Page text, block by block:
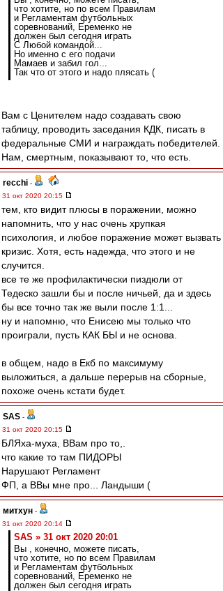
что хотите, но по всем Правилам
и Регламентам футбольных
соревнований, Еременко не
должен был сегодня играть
С Любой командой...
Но именно с его подачи
Мамаев и забил гол...
Так что от этого и надо плясать (
Вам с Ценителем надо создавать свою
таблицу, проводить заседания КДК, писать в
федеральные СМИ и награждать победителей.
Нам, смертным, показывают то, что есть.
recchi -
31 окт 2020 20:15
тем, кто видит плюсы в поражении, можно
напомнить, что у нас очень хрупкая
психология, и любое поражение может вызвать
кризис. Хотя, есть надежда, что этого и не
случится.
все те же профилактически пиздюли от
Тедеско зашли бы и после ничьей, да и здесь
бы все точно так же выли после 1:1...
ну и напомню, что Енисею мы только что
проиграли, пусть КАК БЫ и не основа.
в общем, надо в Екб по максимуму
выложиться, а дальше перерыв на сборные,
похоже очень кстати будет.
SAS -
31 окт 2020 20:15
БЛЯха-муха, ВВам про то,.
что какие то там ПИДОРЫ
Нарушают Регламент
ФП, а ВВы мне про... Ландыши (
митхун -
31 окт 2020 20:14
SAS » 31 окт 2020 20:01
Вы , конечно, можете писать,
что хотите, но по всем Правилам
и Регламентам футбольных
соревнований, Еременко не
должен был сегодня играть